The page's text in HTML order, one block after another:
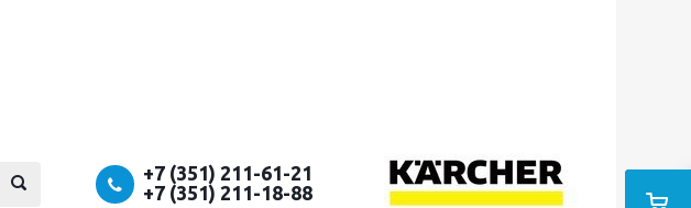
+7 (351) 211-61-21
+7 (351) 211-18-88